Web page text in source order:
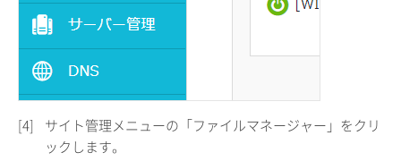
[4]
サイト管理メニューの「ファイルマネージャー」をクリ
ックします。